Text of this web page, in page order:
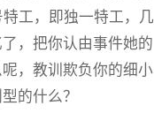
工，即独一特工，几
，把你认由事件她的
，教训欺负你的细小
的什么？